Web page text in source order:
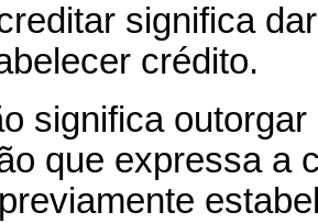
significa
crédito.
significa
que expressa a